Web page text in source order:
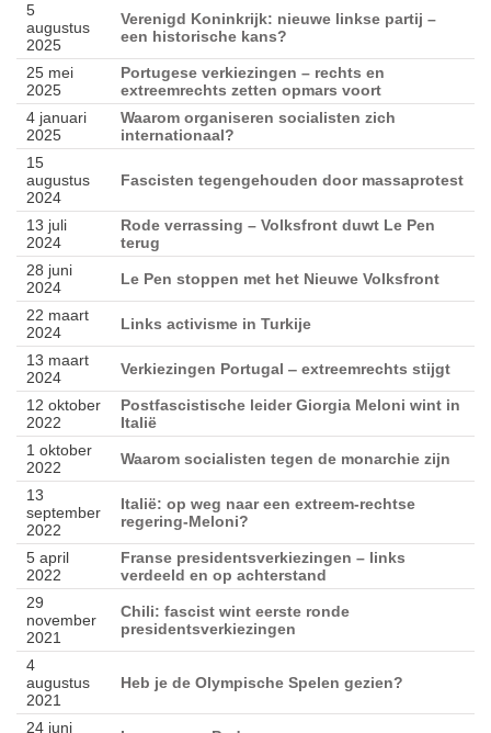
5
augustus
2025
Verenigd Koninkrijk: nieuwe linkse partij –
een historische kans?
25 mei
2025
Portugese verkiezingen – rechts en
extreemrechts zetten opmars voort
4 januari
2025
Waarom organiseren socialisten zich
internationaal?
15
augustus
2024
Fascisten tegengehouden door massaprotest
13 juli
2024
Rode verrassing – Volksfront duwt Le Pen
terug
28 juni
2024
Le Pen stoppen met het Nieuwe Volksfront
22 maart
2024
Links activisme in Turkije
13 maart
2024
Verkiezingen Portugal ‒ extreemrechts stijgt
12 oktober
2022
Postfascistische leider Giorgia Meloni wint in
Italië
1 oktober
2022
Waarom socialisten tegen de monarchie zijn
13
september
2022
Italië: op weg naar een extreem-rechtse
regering-Meloni?
5 april
2022
Franse presidentsverkiezingen – links
verdeeld en op achterstand
29
november
2021
Chili: fascist wint eerste ronde
presidentsverkiezingen
4
augustus
2021
Heb je de Olympische Spelen gezien?
24 juni